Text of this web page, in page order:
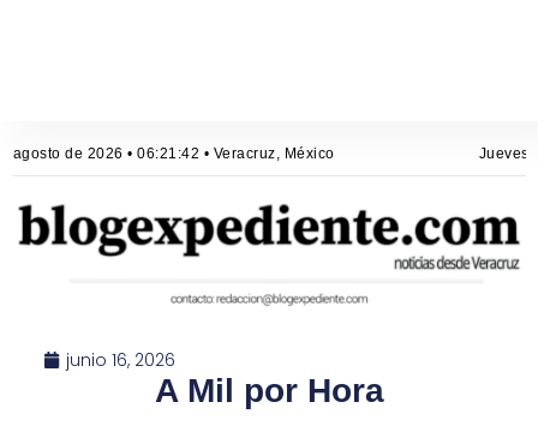
de 2026 • 06:21:42 • Veracruz, México Jueves,
junio 16, 2026
A Mil por Hora